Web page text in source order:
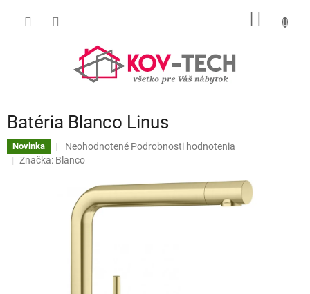
Batéria Blanco Linus
Novinka
Priemerné
hodnotenie
0,0
Neohodnotené Podrobnosti hodnotenia
Značka: Blanco